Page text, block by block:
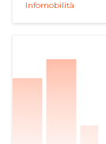
Infomobilità